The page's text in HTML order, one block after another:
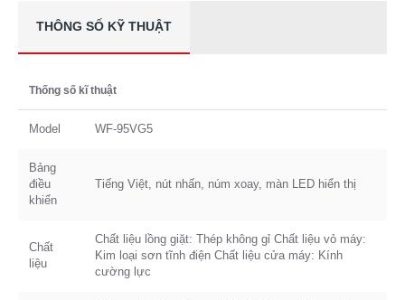
THÔNG SỐ KỸ THUẬT
Thống số kĩ thuật
Model WF-95VG5
Bảng
điều
khiển
Tiếng Việt, nút nhấn, núm xoay, màn LED hiển thị
Chất
liệu
Chất liệu lồng giặt: Thép không gỉ Chất liệu vỏ máy:
Kim loại sơn tĩnh điện Chất liệu cửa máy: Kính
cường lực